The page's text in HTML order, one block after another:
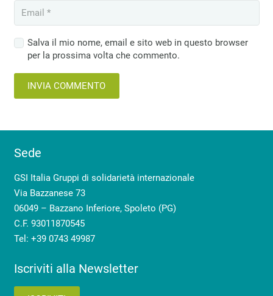
Salva il mio nome, email e sito web in questo browser
per la prossima volta che commento.
INVIA COMMENTO
Sede
GSI Italia Gruppi di solidarietà internazionale
Via Bazzanese 73
06049 – Bazzano Inferiore, Spoleto (PG)
C.F. 93011870545
Tel: +39 0743 49987
Iscriviti alla Newsletter